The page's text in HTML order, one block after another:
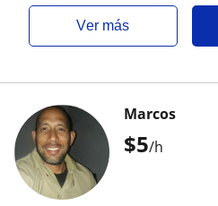
ver más
$5/h
Marcos